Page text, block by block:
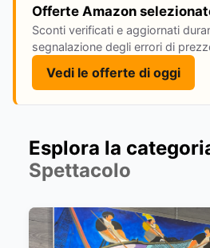
Offerte Amazon
Sconti verificati e aggiornati
segnalazione degli errori di
Vedi le offerte di oggi
Esplora la
Spettacolo